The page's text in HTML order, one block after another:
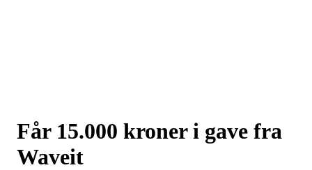
Får 15.000 kroner i gave fra
Waveit